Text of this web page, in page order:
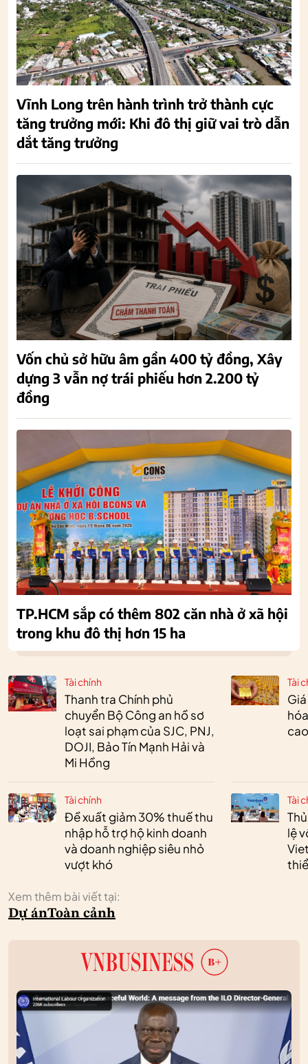
Tài chính
Thanh tra Chính phủ
chuyển Bộ Công an hồ sơ
loạt sai phạm của SJC, PNJ,
DOJI, Bảo Tín Mạnh Hải và
Mi Hồng
Tài chính
Đề xuất giảm 30% thuế thu
nhập hỗ trợ hộ kinh doanh
và doanh nghiệp siêu nhỏ
vượt khó
Tài
Tài
lệ
Xem thêm bài viết tại:
Dự ánToàn cảnh
Vĩnh Long trên hành trình trở thành cực
tăng trưởng mới: Khi đô thị giữ vai trò dẫn
dắt tăng trưởng
Vốn chủ sở hữu âm gần 400 tỷ đồng, Xây
dựng 3 vẫn nợ trái phiếu hơn 2.200 tỷ
đồng
TP.HCM sắp có thêm 802 căn nhà ở xã hội
trong khu đô thị hơn 15 ha